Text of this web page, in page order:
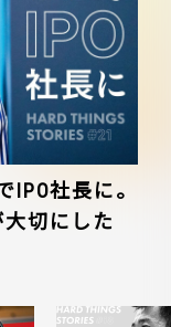
社長に。
切にした